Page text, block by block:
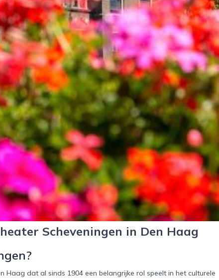
Scheveningen in Den Haag
Haag dat al sinds 1904 een belangrijke rol speelt in het culturele